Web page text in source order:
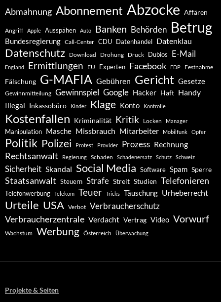
Abmahnung Abonnement Abzocke Affären
Angriff Apple Ausspähen Auto Banken Behörden Betrug
Bundesregierung Call-Center CDU Datenhandel Datenklau
Datenschutz Download Drohung Druck Dubios E-Mail
England Ermittlungen EU Experten Facebook FDP Festnahme
Fälschung G-MAFIA Gebühren Gericht Gesetze
Gewinnmitteilung Gewinnspiel Google Hacker Haft Handy
Illegal Inkassobüro Kinder Klage Konto Kontrolle
Kostenfallen Kriminalität Kritik Locken Manager
Manipulation Masche Missbrauch Mitarbeiter Mobilfunk Opfer
Politik Polizei Protest Provider Prozess Rechnung
Rechtsanwalt Regierung Schaden Schadenersatz Schutz Schweiz
Sicherheit Skandal Social Media Software Spam Sperre
Staatsanwalt Steuern Strafe Streit Studien Telefonieren
Telefonwerbung Telekom Teuer Tricks Täuschung Urheberrecht
Urteile USA Verbot Verbraucherschutz
Verbraucherzentrale Verdacht Vertrag Video Vorwurf
Wachstum Werbung Österreich Überwachung
Projekte & Seiten